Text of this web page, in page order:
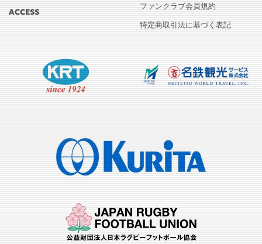
ACCESS
ファンクラブ会員規約
特定商取引法に基づく表記